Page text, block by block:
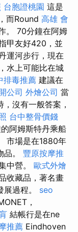
台胞證桃園 這是
而Round 高雄 會
。 70分鐘在阿姆
甲友好420，並
運河步行，現在
水上可能比在城
排毒推薦 建議在
公司 外燴公司 當
沒有一般答案，
台中整骨價錢
阿姆斯特丹乘船
市場是在1880年
。 豐原按摩推
中營。 歐式外燴
收藏品，著名畫
過程。 seo
，
結帳行是在ne
推薦 Eindhoven